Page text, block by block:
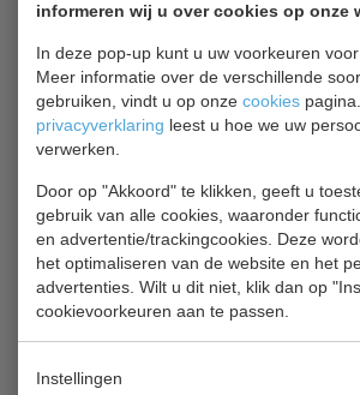
informeren wij u over cookies op onze
In deze pop-up kunt u uw voorkeuren voor
Meer informatie over de verschillende
gebruiken, vindt u op onze cookies
privacyverklaring leest u hoe we uw
verwerken.
Door op "Akkoord" te klikken, geeft u
gebruik van alle cookies, waaronder
en advertentie/trackingcookies. Deze
het optimaliseren van de website en het
advertenties. Wilt u dit niet, klik dan op
cookievoorkeuren aan te passen.
Instellingen
32°C.
Stroomkosten per 5 jaar €654,32 -
per kWh.
6 stevige, verstelbare schappen
maximaal te benutten
Nauwkeurige, gebruiksvriendelijke
temperatuurbediening met display
Veilige en energiebesparende
met dubbel glas
Eenvoudig te plaatsen met stevige,
Semi-automatische ontdooing
voor maximale efficiëntie